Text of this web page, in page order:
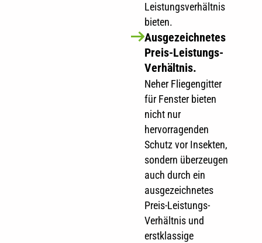
Leistungsverhältnis
bieten.
Ausgezeichnetes
Preis-Leistungs-
Verhältnis.
Neher Fliegengitter
für Fenster bieten
nicht nur
hervorragenden
Schutz vor Insekten,
sondern überzeugen
auch durch ein
ausgezeichnetes
Preis-Leistungs-
Verhältnis und
erstklassige